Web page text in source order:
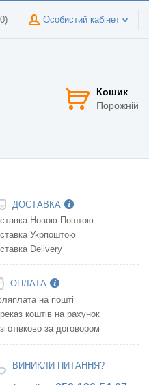
0) Особистий кабінет
Кошик
Порожній
ДОСТАВКА
Новою Поштою
Укрпоштою
Delivery
ОПЛАТА
на пошті
коштів на рахунок
за договором
ВИНИКЛИ ПИТАННЯ?